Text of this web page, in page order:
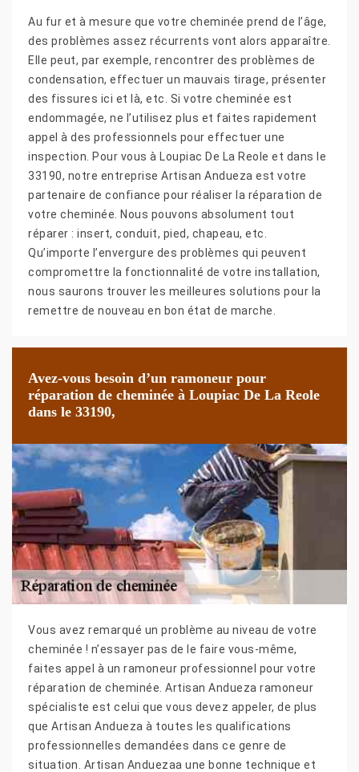
Au fur et à mesure que votre cheminée prend de l’âge,
des problèmes assez récurrents vont alors apparaître.
Elle peut, par exemple, rencontrer des problèmes de
condensation, effectuer un mauvais tirage, présenter
des fissures ici et là, etc. Si votre cheminée est
endommagée, ne l’utilisez plus et faites rapidement
appel à des professionnels pour effectuer une
inspection. Pour vous à Loupiac De La Reole et dans le
33190, notre entreprise Artisan Andueza est votre
partenaire de confiance pour réaliser la réparation de
votre cheminée. Nous pouvons absolument tout
réparer : insert, conduit, pied, chapeau, etc.
Qu’importe l’envergure des problèmes qui peuvent
compromettre la fonctionnalité de votre installation,
nous saurons trouver les meilleures solutions pour la
remettre de nouveau en bon état de marche.
Avez-vous besoin d’un ramoneur pour
réparation de cheminée à Loupiac De La Reole
dans le 33190,
Vous avez remarqué un problème au niveau de votre
cheminée ! n’essayer pas de le faire vous-même,
faites appel à un ramoneur professionnel pour votre
réparation de cheminée. Artisan Andueza ramoneur
spécialiste est celui que vous devez appeler, de plus
que Artisan Andueza à toutes les qualifications
professionnelles demandées dans ce genre de
situation. Artisan Anduezaa une bonne technique et